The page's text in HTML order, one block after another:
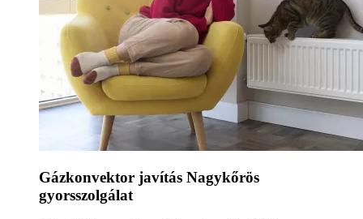
Gázkonvektor javítás Nagykőrös
gyorsszolgálat